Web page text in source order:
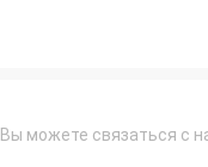
Вы можете связаться с